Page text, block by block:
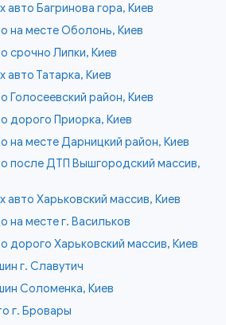
авто Багринова гора, Киев
на месте Оболонь, Киев
срочно Липки, Киев
авто Татарка, Киев
Голосеевский район, Киев
дорого Приорка, Киев
на месте Дарницкий район, Киев
после ДТП Вышгородский массив,
авто Харьковский массив, Киев
на месте г. Васильков
дорого Харьковский массив, Киев
г. Славутич
Соломенка, Киев
г. Бровары